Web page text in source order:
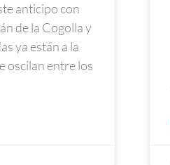
anticipo con
de la Cogolla y
ya están a la
oscilan entre los